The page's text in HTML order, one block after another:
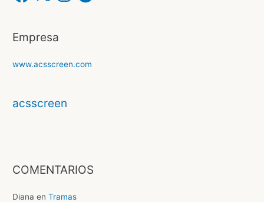
c
o
k
s
r
a
o
Empresa
www.acsscreen.com
acsscreen
COMENTARIOS
Diana enTramas